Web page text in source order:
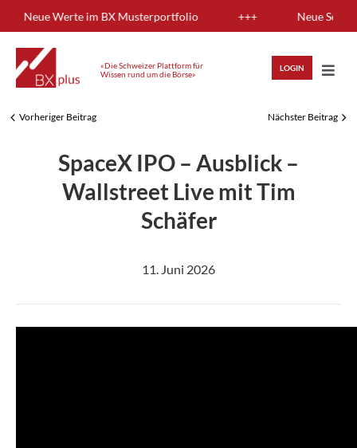
to
content
Neue Werte im BX Musterportfolio +++ Neue
«Die Schweizer Plattform für
Wissen rund um die Börse»
LOGIN
HIGHLIGHTS
ANLAGEWISSEN
Vorheriger Beitrag Nächster Beitrag
SpaceX IPO – Ausblick –
Wallstreet Live mit Tim
Schäfer
11. Juni 2026